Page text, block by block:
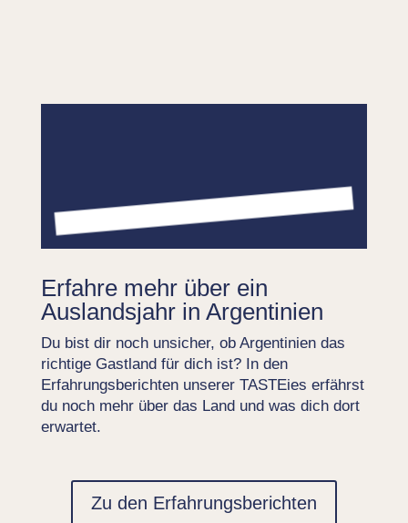
Erfahre mehr über ein
Auslandsjahr in Argentinien
Du bist dir noch unsicher, ob Argentinien das
richtige Gastland für dich ist? In den
Erfahrungsberichten unserer TASTEies erfährst
du noch mehr über das Land und was dich dort
erwartet.
Zu den Erfahrungsberichten